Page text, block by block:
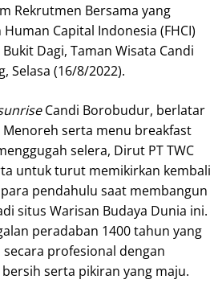
Rekrutmen Bersama yang
Capital Indonesia (FHCI)
Dagi, Taman Wisata Candi
Selasa (16/8/2022).
Candi Borobudur, berlatar
serta menu breakfast
selera, Dirut PT TWC
untuk turut memikirkan kembali
pendahulu saat membangun
situs Warisan Budaya Dunia ini.
peradaban 1400 tahun yang
profesional dengan
serta pikiran yang maju.